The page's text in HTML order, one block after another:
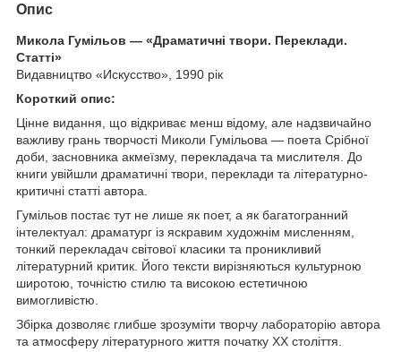
Опис
Микола Гумільов — «Драматичні твори. Переклади.
Статті»
Видавництво «Искусство», 1990 рік
Короткий опис:
Цінне видання, що відкриває менш відому, але надзвичайно
важливу грань творчості Миколи Гумільова — поета Срібної
доби, засновника акмеїзму, перекладача та мислителя. До
книги увійшли драматичні твори, переклади та літературно-
критичні статті автора.
Гумільов постає тут не лише як поет, а як багатогранний
інтелектуал: драматург із яскравим художнім мисленням,
тонкий перекладач світової класики та проникливий
літературний критик. Його тексти вирізняються культурною
широтою, точністю стилю та високою естетичною
вимогливістю.
Збірка дозволяє глибше зрозуміти творчу лабораторію автора
та атмосферу літературного життя початку ХХ століття.